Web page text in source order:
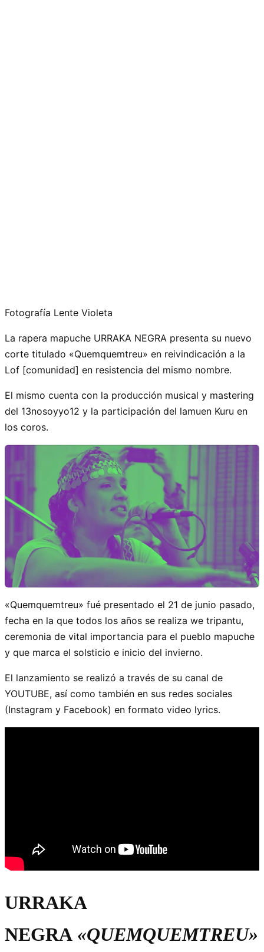
Fotografía Lente Violeta
La rapera mapuche URRAKA NEGRA presenta su nuevo
corte titulado «Quemquemtreu» en reivindicación a la
Lof [comunidad] en resistencia del mismo nombre.
El mismo cuenta con la producción musical y mastering
del 13nosoyyo12 y la participación del lamuen Kuru en
los coros.
«Quemquemtreu» fué presentado el 21 de junio pasado,
fecha en la que todos los años se realiza we tripantu,
ceremonia de vital importancia para el pueblo mapuche
y que marca el solsticio e inicio del invierno.
El lanzamiento se realizó a través de su canal de
YOUTUBE, así como también en sus redes sociales
(Instagram y Facebook) en formato video lyrics.
URRAKA
NEGRA «QUEMQUEMTREU»